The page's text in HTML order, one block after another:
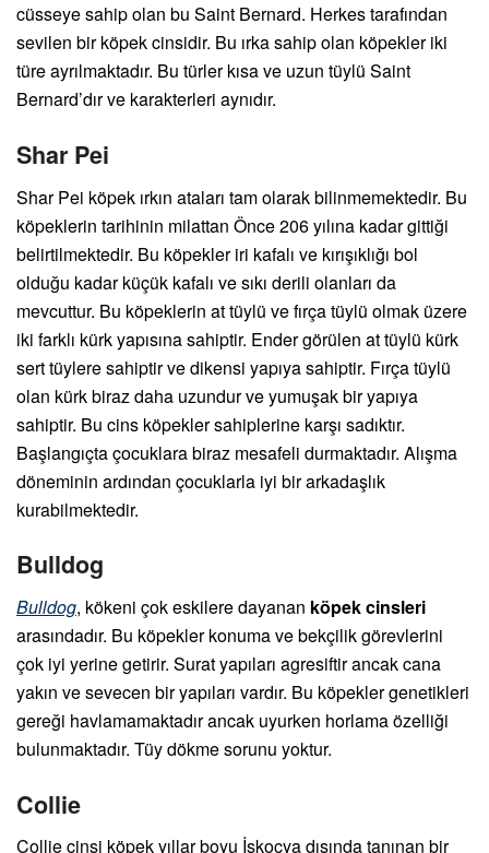
cüsseye sahip olan bu Saint Bernard. Herkes tarafından
sevilen bir köpek cinsidir. Bu ırka sahip olan köpekler iki
türe ayrılmaktadır. Bu türler kısa ve uzun tüylü Saint
Bernard’dır ve karakterleri aynıdır.
Shar Pei
Shar Pei köpek ırkın ataları tam olarak bilinmemektedir. Bu
köpeklerin tarihinin milattan Önce 206 yılına kadar gittiği
belirtilmektedir. Bu köpekler iri kafalı ve kırışıklığı bol
olduğu kadar küçük kafalı ve sıkı derili olanları da
mevcuttur. Bu köpeklerin at tüylü ve fırça tüylü olmak üzere
iki farklı kürk yapısına sahiptir. Ender görülen at tüylü kürk
sert tüylere sahiptir ve dikensi yapıya sahiptir. Fırça tüylü
olan kürk biraz daha uzundur ve yumuşak bir yapıya
sahiptir. Bu cins köpekler sahiplerine karşı sadıktır.
Başlangıçta çocuklara biraz mesafeli durmaktadır. Alışma
döneminin ardından çocuklarla iyi bir arkadaşlık
kurabilmektedir.
Bulldog
Bulldog, kökeni çok eskilere dayanan köpek cinsleri
arasındadır. Bu köpekler konuma ve bekçilik görevlerini
çok iyi yerine getirir. Surat yapıları agresiftir ancak cana
yakın ve sevecen bir yapıları vardır. Bu köpekler genetikleri
gereği havlamamaktadır ancak uyurken horlama özelliği
bulunmaktadır. Tüy dökme sorunu yoktur.
Collie
Collie cinsi köpek yıllar boyu İskoçya dışında tanınan bir